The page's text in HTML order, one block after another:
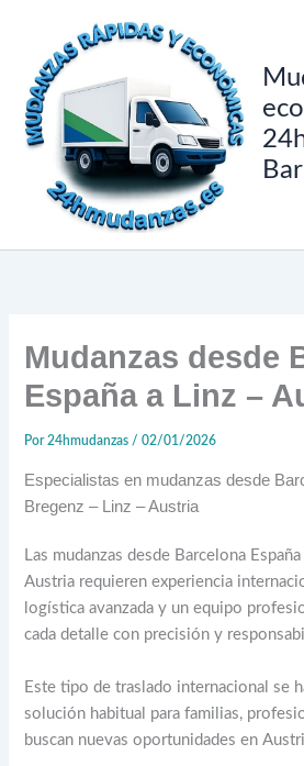
contenido
Mudanzas desde
España a Linz –
Por24hmudanzas /02/01/2026
Especialistas en mudanzas desde
Bregenz – Linz – Austria
Las mudanzas desde Barcelona
Austria requieren experiencia
logística avanzada y un equipo
cada detalle con precisión y
Este tipo de traslado internacional se
solución habitual para familias,
buscan nuevas oportunidades en